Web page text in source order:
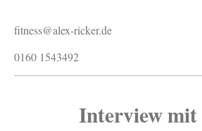
fitness@alex-ricker.de
0160 1543492
Interview mit